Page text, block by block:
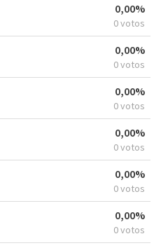
0,00%
0 votos
0,00%
0 votos
0,00%
0 votos
0,00%
0 votos
0,00%
0 votos
0,00%
0 votos